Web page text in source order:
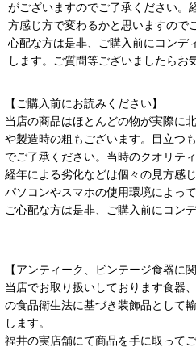
がございますのでご了承ください。
方感じ方で変わるかと思いますので
心配な方は是非、ご購入前にコンデ
します。ご質問等ございましたらお
【ご購入前にお読みください】
当店の商品はほとんどの物が実際に
や製造時の粗もございます。目立つ
でご了承ください。当時のクオリテ
経年による劣化などは個々の見方感
パソコンやスマホの使用環境によっ
ご心配な方は是非、ご購入前にコン
【アンティーク、ビンテージ食器に関
当店でお取り扱いしております食器
の食品衛生法に基づき装飾品として
します。
福井の実店舗にて商品を手に取って